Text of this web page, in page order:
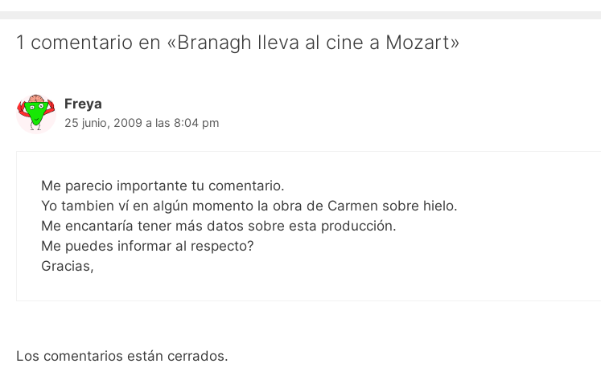
1 comentario en «Branagh lleva al cine a Mozart»
Freya
25 junio, 2009 a las 8:04 pm
Me parecio importante tu comentario.
Yo tambien ví en algún momento la obra de Carmen sobre hielo.
Me encantaría tener más datos sobre esta producción.
Me puedes informar al respecto?
Gracias,
Los comentarios están cerrados.